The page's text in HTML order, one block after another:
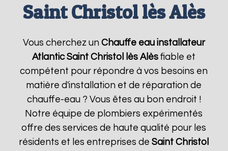
Saint Christol lès Alès
Vous cherchez un Chauffe eau installateur
Atlantic Saint Christol lès Alès fiable et
compétent pour répondre à vos besoins en
matière d'installation et de réparation de
chauffe-eau ? Vous êtes au bon endroit !
Notre équipe de plombiers expérimentés
offre des services de haute qualité pour les
résidents et les entreprises deSaint Christol